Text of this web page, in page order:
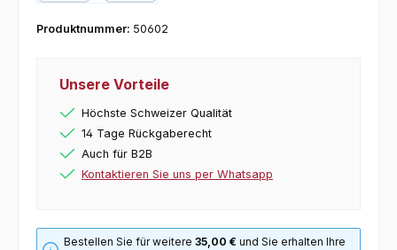
Produktnummer: 50602
Unsere Vorteile
Höchste Schweizer Qualität
14 Tage Rückgaberecht
Auch für B2B
Kontaktieren Sie uns per Whatsapp
Bestellen Sie für weitere35,00 € und Sie erhalten Ihre